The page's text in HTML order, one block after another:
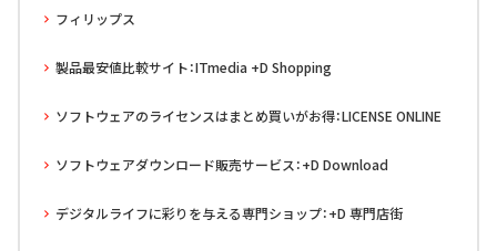
フィリップス
製品最安値比較サイト：ITmedia +D Shopping
ソフトウェアのライセンスはまとめ買いがお得：LICENSE ONLINE
ソフトウェアダウンロード販売サービス：+D Download
デジタルライフに彩りを与える専門ショップ：+D 専門店街